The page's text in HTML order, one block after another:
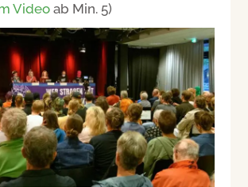
Video ab Min. 5)